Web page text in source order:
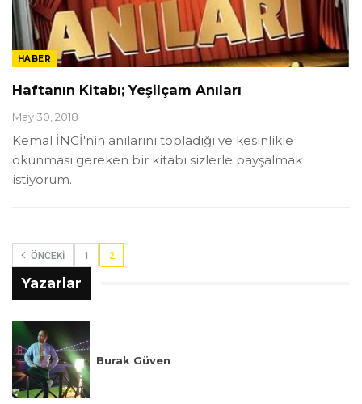
HABER
Haftanın Kitabı; Yeşilçam Anıları
May 30, 2018
Kemal İNCİ'nin anılarını topladığı ve kesinlikle
okunması gereken bir kitabı sizlerle payşalmak
istiyorum.
ÖNCEKI 1 2
Yazarlar
Burak Güven